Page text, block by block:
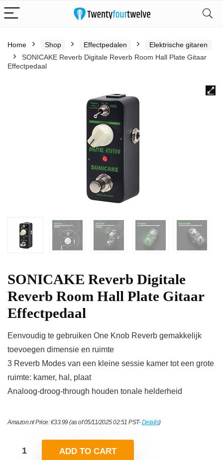
Home Shop Effectpedalen
Elektrische gitaren
SONICAKE Reverb Digitale Reverb Room Hall Plate Gitaar
Effectpedaal
SONICAKE Reverb Digitale
Reverb Room Hall Plate Gitaar
Effectpedaal
Eenvoudig te gebruiken One Knob Reverb gemakkelijk
toevoegen dimensie en ruimte
3 Reverb Modes van een kleine sessie kamer tot een grote
ruimte: kamer, hal, plaat
Analoog-droog-through houden tonale helderheid
Amazon.nl Price:€33.99(as of 05/11/2025 02:51 PST-Details)
ADD TO CART